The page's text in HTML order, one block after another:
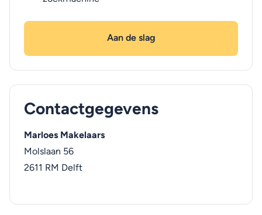
Aan de slag
Contactgegevens
Marloes Makelaars
Molslaan 56
2611 RM Delft